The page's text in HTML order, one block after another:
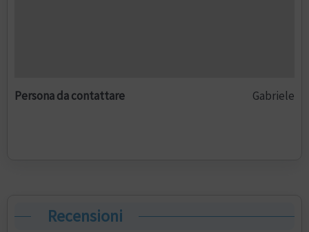
Persona da contattare Gabriele
Recensioni